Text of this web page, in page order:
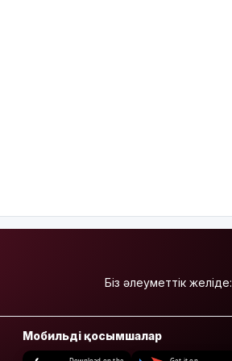
Біз әлеуметтік желіде:
Мобильді қосымшалар